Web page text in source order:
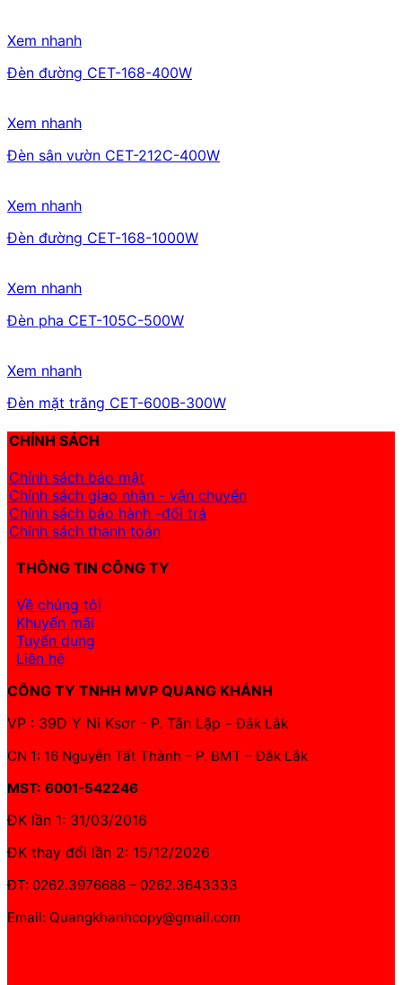
Xem nhanh
Đèn đường CET-168-400W
Xem nhanh
Đèn sân vườn CET-212C-400W
Xem nhanh
Đèn đường CET-168-1000W
Xem nhanh
Đèn pha CET-105C-500W
Xem nhanh
Đèn mặt trăng CET-600B-300W
CHÍNH SÁCH
Chính sách bảo mật
Chính sách giao nhận - vận chuyển
Chính sách bảo hành -đổi trả
Chính sách thanh toán
THÔNG TIN CÔNG TY
Về chúng tôi
Khuyến mãi
Tuyển dụng
Liên hệ
CÔNG TY TNHH MVP QUANG KHÁNH
VP : 39D Y Ni Ksơr - P. Tân Lập -Đắk Lắk
CN 1: 16 Nguyễn Tất Thành – P. BMT – Đắk Lắk
MST: 6001-542246
ĐK lần 1: 31/03/2016
ĐK thay đổi lần 2: 15/12/2026
ĐT: 0262.3976688 – 0262.3643333
Email: Quangkhanhcopy@gmail.com